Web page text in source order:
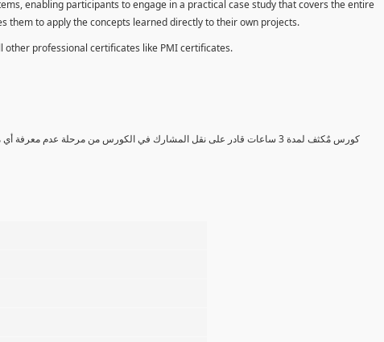
enabling participants to engage in a practical case study that covers the entire
them to apply the concepts learned directly to their own projects.
other professional certificates like PMI certificates.
كورس مٌكثف لمدة 3 ساعات قادر على نقل المشارك في الكورس من مرحلة عدم